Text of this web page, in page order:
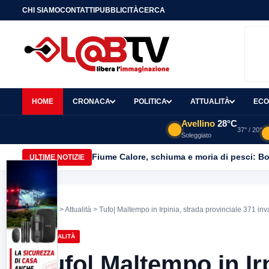
CHI SIAMOCONTATTIPUBBLICITÀCERCA
HOME CRONACA POLITICA ATTUALITÀ
Avellino 28°C
Soleggiato
37° / 20°
ULTIME NOTIZIE Fiume Calore, schiuma e moria di pesci:
Home >Attualità > Tufo| Maltempo in Irpinia, strada provinciale 371
ATTUALITÀ